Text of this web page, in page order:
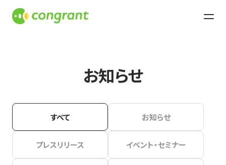
お知らせ
すべて お知らせ
プレスリリース イベント・セミナー